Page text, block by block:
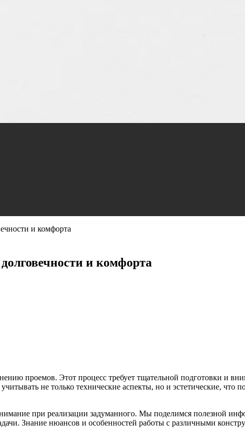
и комфорта
и комфорта
проемов. Этот процесс требует тщательной подготовки и
не только технические аспекты, но и эстетические, что
при реализации задуманного. Мы поделимся полезной
Знание нюансов и особенностей работы с различными